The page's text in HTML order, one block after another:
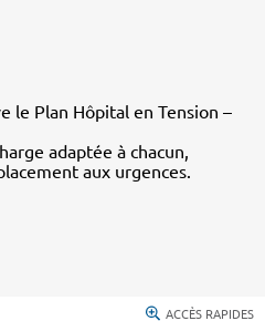
le Plan Hôpital en Tension –
adaptée à chacun,
aux urgences.
ACCÈS RAPIDES